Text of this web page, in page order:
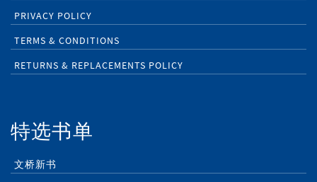
PRIVACY POLICY
TERMS & CONDITIONS
RETURNS & REPLACEMENTS POLICY
特选书单
文桥新书